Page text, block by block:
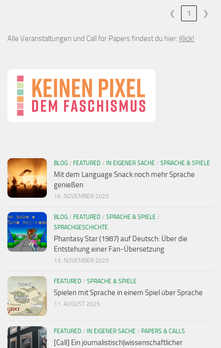
❮ 1 ❯
Alle Veranstaltungen und Call for Papers findest du hier: Klick!
BLOG / FEATURED / IN EIGENER SACHE / SPRACHE & SPIELE
Mit dem Language Snack noch mehr Sprache
genießen
19. NOVEMBER 2025
BLOG / FEATURED / SPRACHE & SPIELE /
SPRACHGESCHICHTE
Phantasy Star (1987) auf Deutsch: Über die
Entstehung einer Fan-Übersetzung
13. NOVEMBER 2025
FEATURED / SPRACHE & SPIELE
Spielen mit Sprache in einem Spiel über Sprache
11. AUGUST 2025
FEATURED / IN EIGENER SACHE / PAPERS & CALLS
[Call] Ein journalistisch|wissenschaftlicher